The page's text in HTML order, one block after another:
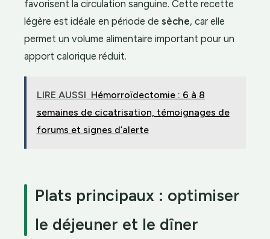
favorisent la circulation sanguine. Cette recette
légère est idéale en période de sèche, car elle
permet un volume alimentaire important pour un
apport calorique réduit.
LIRE AUSSI Hémorroïdectomie : 6 à 8
semaines de cicatrisation, témoignages de
forums et signes d’alerte
Plats principaux : optimiser
le déjeuner et le dîner